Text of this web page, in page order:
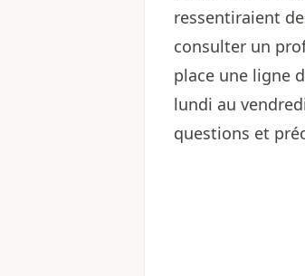
ressentiraient
consulter un
place une ligne
lundi au
questions et